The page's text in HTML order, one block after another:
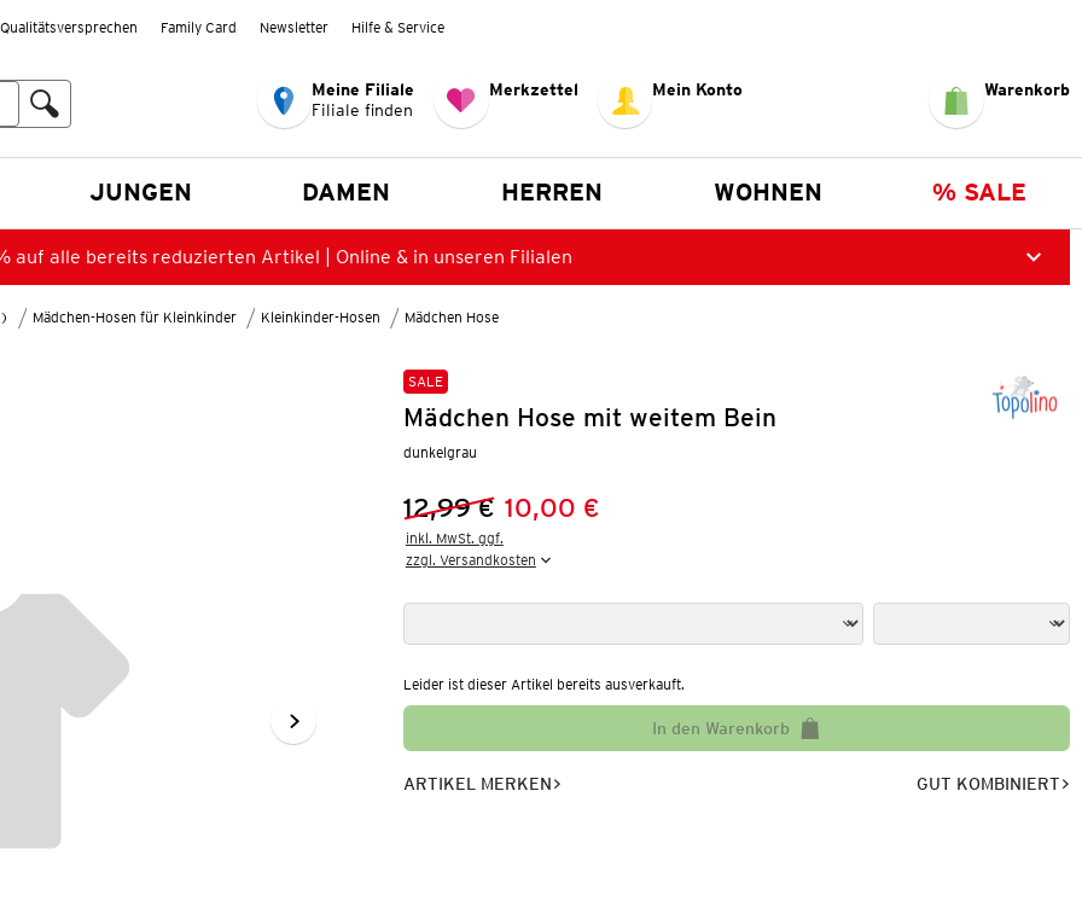
Qualitätsversprechen Family Card Newsletter Hilfe & Service
Meine Filiale
Filiale finden
Merkzettel Mein Konto Warenkorb
JUNGEN DAMEN HERREN WOHNEN % SALE
auf alle bereits reduzierten Artikel | Online & in unseren Filialen
Mädchen-Hosen für Kleinkinder Kleinkinder-Hosen Mädchen Hose
SALE
Mädchen Hose mit weitem Bein
dunkelgrau
Vorheriger Preis:
12,99 €
Neuer Preis:10,00 €
inkl. MwSt. ggf.
zzgl. Versandkosten
Leider ist dieser Artikel bereits ausverkauft.
In den Warenkorb
ARTIKEL MERKEN GUT KOMBINIERT